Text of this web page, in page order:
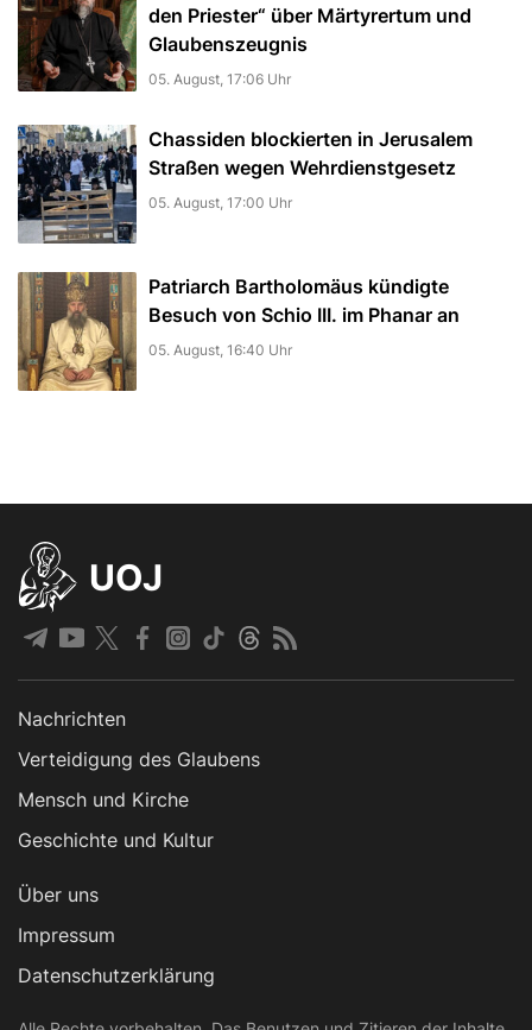
den Priester“ über Märtyrertum und
Glaubenszeugnis
05. August, 17:06 Uhr
Chassiden blockierten in Jerusalem
Straßen wegen Wehrdienstgesetz
05. August, 17:00 Uhr
Patriarch Bartholomäus kündigte
Besuch von Schio III. im Phanar an
05. August, 16:40 Uhr
UOJ
Nachrichten
Verteidigung des Glaubens
Mensch und Kirche
Geschichte und Kultur
Über uns
Impressum
Datenschutzerklärung